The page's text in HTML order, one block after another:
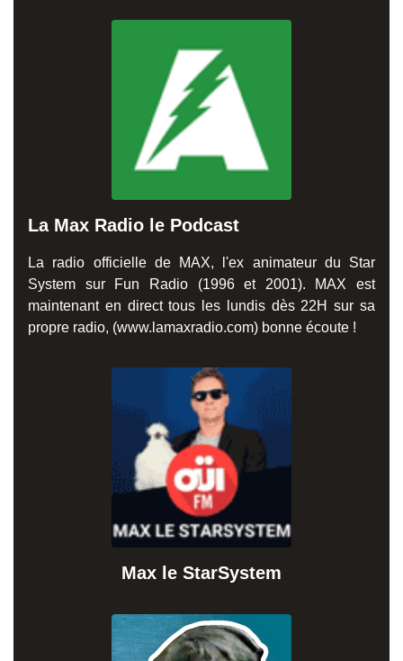
La Max Radio le Podcast
La radio officielle de MAX, l'ex animateur du Star
System sur Fun Radio (1996 et 2001). MAX est
maintenant en direct tous les lundis dès 22H sur sa
propre radio, (www.lamaxradio.com) bonne écoute !
Max le StarSystem